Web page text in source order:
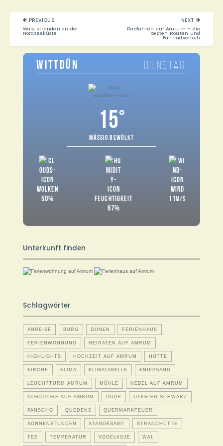
Beitragsnavigation
PREVIOUS
PREVIOUS
POST:
Wale stranden an der
Nordseeküste
NEXT
Radfahren auf Amrum – die
besten Routen und
Fahrradverleih
WITTDÜN DIENSTAG
15°
MÄSSIG BEWÖLKT
WOLKEN
50% FEUCHTIGKEIT
67%
WIND
11M/S
Unterkunft finden
Schlagwörter
ANREISE BURG DÜNEN FERIENHAUS
FERIENWOHNUNG HEIRATEN AUF AMRUM
HIGHLIGHTS HOCHZEIT AUF AMRUM HÜTTE
KIRCHE KLIMA KLIMATABELLE KNIEPSAND
LEUCHTTURM AMRUM MÜHLE NEBEL AUF AMRUM
NORDDORF AUF AMRUM ODDE OTFRIED SCHWARZ
PANSCHO QUEDENS QUERMARKFEUER
SONNENSTUNDEN STANDESAMT STRANDHÜTTE
TEE TEMPERATUR VOGELKOJE WAL